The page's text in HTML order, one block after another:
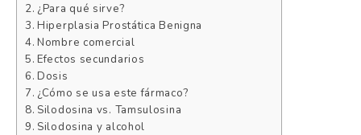
¿Para qué sirve?
Hiperplasia Prostática Benigna
Nombre comercial
Efectos secundarios
Dosis
¿Cómo se usa este fármaco?
Silodosina vs. Tamsulosina
Silodosina y alcohol